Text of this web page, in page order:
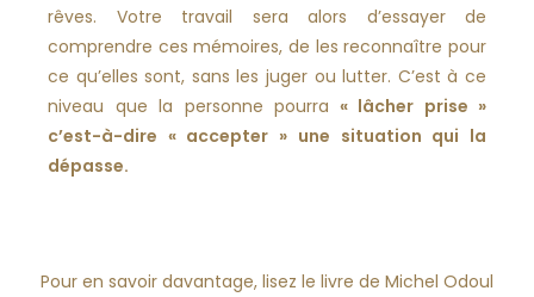
rêves. Votre travail sera alors d’essayer de
comprendre ces mémoires, de les reconnaître pour
ce qu’elles sont, sans les juger ou lutter. C’est à ce
niveau que la personne pourra « lâcher prise »
c’est-à-dire « accepter » une situation qui la
dépasse.
Pour en savoir davantage, lisez le livre de Michel Odoul